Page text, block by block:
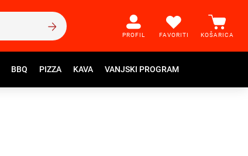
PROFIL FAVORITI KOŠARICA
BBQ PIZZA KAVA VANJSKI PROGRAM